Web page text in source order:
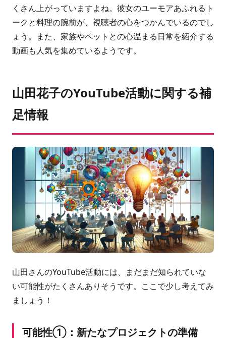
くさん上がっていますよね。彼女のユーモアあふれるト
ークと料理の腕前が、視聴者の心をつかんでいるのでし
ょう。また、家族やペットとの心温まる日常を紹介する
動画も人気を集めているようです。
山田花子のYouTube活動に関する補
足情報
山田さんのYouTube活動には、まだまだ知られていな
い可能性がたくさんありそうです。ここで少し考えてみ
ましょう！
可能性①：新たなプロジェクトの準備